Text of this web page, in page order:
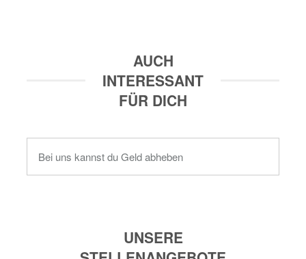
AUCH
INTERESSANT
FÜR DICH
Bei uns kannst du Geld abheben
UNSERE